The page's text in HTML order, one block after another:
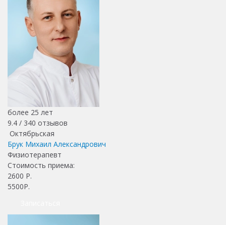
более 25 лет
9.4 / 340 отзывов
Октябрьская
Брук Михаил Александрович
Физиотерапевт
Стоимость приема:
2600 Р.
5500Р.